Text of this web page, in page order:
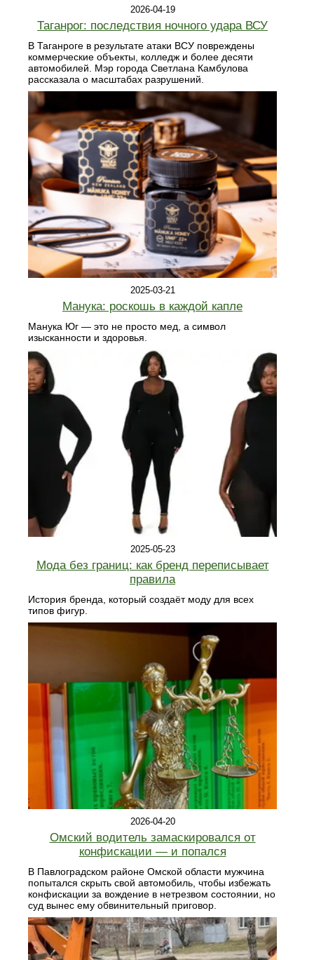
2026-04-19
Таганрог: последствия ночного удара ВСУ
В Таганроге в результате атаки ВСУ повреждены
коммерческие объекты, колледж и более десяти
автомобилей. Мэр города Светлана Камбулова
рассказала о масштабах разрушений.
2025-03-21
Манука: роскошь в каждой капле
Манука Юг — это не просто мед, а символ
изысканности и здоровья.
2025-05-23
Мода без границ: как бренд переписывает
правила
История бренда, который создаёт моду для всех
типов фигур.
2026-04-20
Омский водитель замаскировался от
конфискации — и попался
В Павлоградском районе Омской области мужчина
попытался скрыть свой автомобиль, чтобы избежать
конфискации за вождение в нетрезвом состоянии, но
суд вынес ему обвинительный приговор.